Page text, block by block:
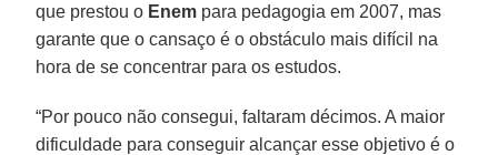
que prestou o Enem para pedagogia em 2007, mas
garante que o cansaço é o obstáculo mais difícil na
hora de se concentrar para os estudos.
“Por pouco não consegui, faltaram décimos. A maior
dificuldade para conseguir alcançar esse objetivo é o